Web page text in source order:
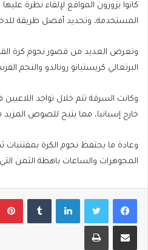
كانوا يزورون المواقع لإلقاء نظرة
المستخدمة، وتحديد أفضل طريقة
وتعرض العديد من قصور نجوم كرة
البرتغالي كريستيانو رونالدو والنجم
وكانت السرقة تتم خلال تواجد
خارج إسبانيا، مما يتيح للصوص
وعادة ما يحتفظ نجوم الكرة بمقتنيات
المجوهرات والساعات باهظة الثمن
فيسبوكتويتر لينكدإن
مشاركة عبر البريد طباعة